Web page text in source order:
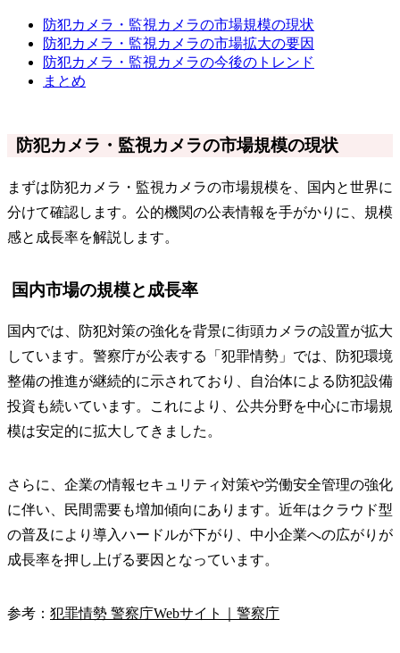
防犯カメラ・監視カメラの市場規模の現状
防犯カメラ・監視カメラの市場拡大の要因
防犯カメラ・監視カメラの今後のトレンド
まとめ
防犯カメラ・監視カメラの市場規模の現状
まずは防犯カメラ・監視カメラの市場規模を、国内と世界に
分けて確認します。公的機関の公表情報を手がかりに、規模
感と成長率を解説します。
国内市場の規模と成長率
国内では、防犯対策の強化を背景に街頭カメラの設置が拡大
しています。警察庁が公表する「犯罪情勢」では、防犯環境
整備の推進が継続的に示されており、自治体による防犯設備
投資も続いています。これにより、公共分野を中心に市場規
模は安定的に拡大してきました。
さらに、企業の情報セキュリティ対策や労働安全管理の強化
に伴い、民間需要も増加傾向にあります。近年はクラウド型
の普及により導入ハードルが下がり、中小企業への広がりが
成長率を押し上げる要因となっています。
参考： 犯罪情勢 警察庁Webサイト｜警察庁